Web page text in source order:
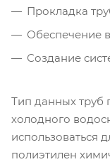
Прокладка
Обеспечение
Создание
Тип данных труб
холодного
использоваться
полиэтилен